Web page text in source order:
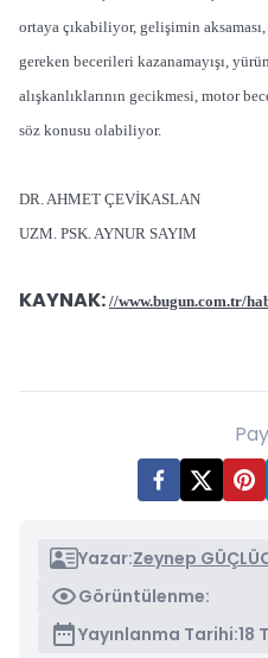
ortaya çıkabiliyor, gelişimin
gereken becerileri kazanamayışı,
alışkanlıklarının gecikmesi, motor
söz konusu olabiliyor.
DR. AHMET ÇEVİKASLAN
UZM. PSK. AYNUR SAYIM
KAYNAK: //www.bugun.com.tr/
Yazar:Zeynep
Görüntülenme:
Yayınlanma Tarihi:18